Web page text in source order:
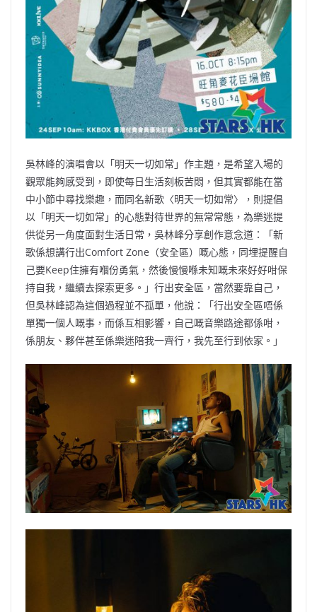
吳林峰的演唱會以「明天一切如常」作主題，是希望入場的
觀眾能夠感受到，即使每日生活刻板苦悶，但其實都能在當
中小節中尋找樂趣，而同名新歌〈明天一切如常〉，則提倡
以「明天一切如常」的心態對待世界的無常常態，為樂迷提
供從另一角度面對生活日常，吳林峰分享創作意念道：「新
歌係想講行出Comfort Zone（安全區）嘅心態，同埋提醒自
己要Keep住擁有嗰份勇氣，然後慢慢喺未知嘅未來好好咁保
持自我，繼續去探索更多。」行出安全區，當然要靠自己，
但吳林峰認為這個過程並不孤單，他說：「行出安全區唔係
單獨一個人嘅事，而係互相影響，自己嘅音樂路途都係咁，
係朋友、夥伴甚至係樂迷陪我一齊行，我先至行到依家。」